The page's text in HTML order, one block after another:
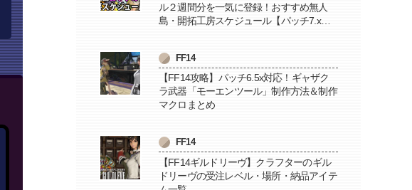
ル２週間分を一気に登録！おすすめ無人
島・開拓工房スケジュール【パッチ7.x対
FF14
【FF14攻略】パッチ6.5x対応！ギャザク
ラ武器「モーエンツール」制作方法＆制作
マクロまとめ
FF14
【FF14ギルドリーヴ】クラフターのギル
ドリーヴの受注レベル・場所・納品アイテ